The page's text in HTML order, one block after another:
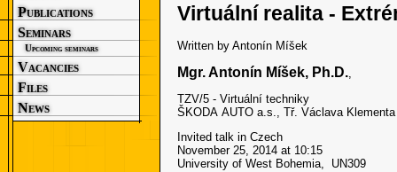
Publications
Seminars
Upcoming seminars
Vacancies
Files
News
Virtuální realita -
Written by Antonín Míšek
Mgr. Antonín Míšek, Ph.D.
TZV/5 - Virtuální techniky
ŠKODA AUTO a.s., Tř. Václava
Invited talk in Czech
November 25, 2014 at 10:15
University of West Bohemia,
UN309